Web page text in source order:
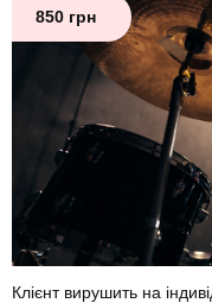
850 грн
Клієнт вирушить на